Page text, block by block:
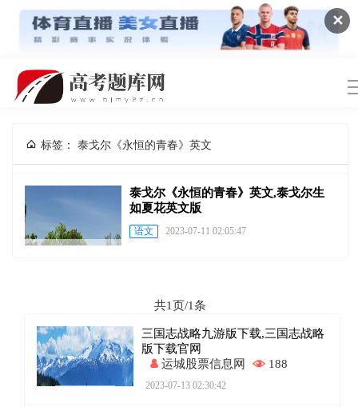
✕
标签： 泰戈尔《永恒的青春》英文
泰戈尔《永恒的青春》英文,泰戈尔生
如夏花英文版
语文 2023-07-11 02:05:47
共1页/1条
三国志战略九游版下载,三国志战略
版下载官网
运城股票信息网
188
2023-07-13 02:30:42